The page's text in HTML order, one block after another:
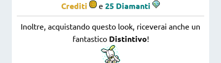
Crediti
e 25 Diamanti
Inoltre, acquistando questo look, riceverai anche un
fantastico Distintivo!